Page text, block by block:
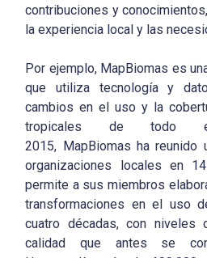
contribuciones y
la experiencia local y las
Por ejemplo, MapBiomas es
que utiliza tecnología y
cambios en el uso y la
tropicales de todo
2015, MapBiomas ha
organizaciones locales en
permite a sus miembros
transformaciones en el uso
cuatro décadas, con niveles
calidad que antes se